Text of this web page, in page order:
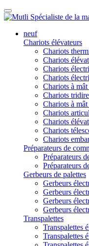
neuf
Chariots élévateurs
Chariots
Chariots
Chariots
Chariots
Chariots à
Chariots
Chariots à
Chariots
Chariots
Chariots
Chariots
Préparateurs de
Préparateurs
Préparateurs
Gerbeurs de palettes
Gerbeurs
Gerbeurs
Gerbeurs
Gerbeurs
Transpalettes
Transpalettes
Transpalettes